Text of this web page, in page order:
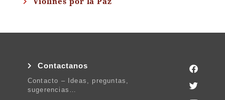
Contactanos
Contacto – Ideas, preguntas,
sugerencias…